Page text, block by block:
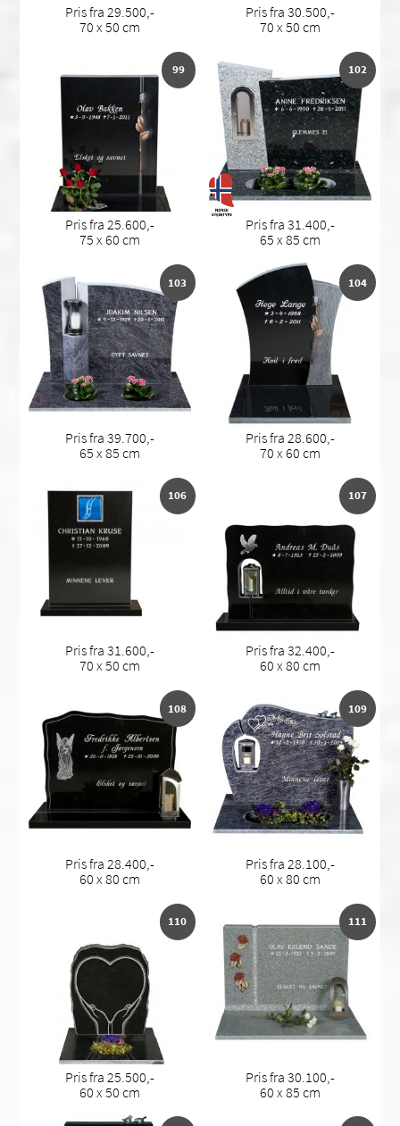
Pris fra 29.500,-
70 x 50 cm
Pris fra 30.500,-
70 x 50 cm
99
Pris fra 25.600,-
75 x 60 cm
102
Pris fra 31.400,-
65 x 85 cm
103
Pris fra 39.700,-
65 x 85 cm
104
Pris fra 28.600,-
70 x 60 cm
106
Pris fra 31.600,-
70 x 50 cm
107
Pris fra 32.400,-
60 x 80 cm
108
Pris fra 28.400,-
60 x 80 cm
109
Pris fra 28.100,-
60 x 80 cm
110
Pris fra 25.500,-
60 x 50 cm
111
Pris fra 30.100,-
60 x 85 cm